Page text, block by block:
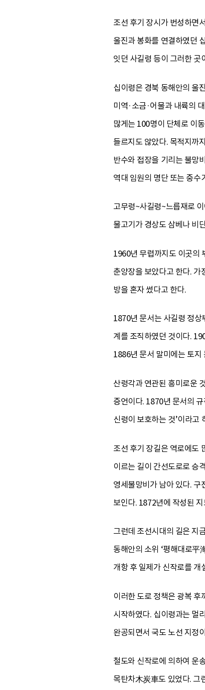
조선 후기 장시가 번성하면
울진과 봉화를 연결하였던
잇던 사길령 등이 그러한 곳
십이령은 경북 동해안의 울
미역·소금·어물과 내륙의
많게는 100명이 단체로 이
들르지도 않았다. 목적지까
반수와 접장을 기리는 불망
역대 임원의 명단 또는 중수
고무령~사길령~느릅재로
물고기가 경상도 삼베나 비
1960년 무렵까지도 이곳의
춘양장을 보았다고 한다. 가
방을 혼자 썼다고 한다.
1870년 문서는 사길령 정
계를 조직하였던 것이다.
1886년 문서 말미에는 토지
산령각과 연관된 흥미로운
증언이다. 1870년 문서의
신령이 보호하는 것’이라고
조선 후기 장길은 역로에도
이르는 길이 간선도로로 승
영세불망비가 남아 있다. 구
보인다. 1872년에 작성된
그런데 조선시대의 길은 지
동해안의 소위 ‘평해대로平
개항 후 일제가 신작로를 개
이러한 도로 정책은 광복 후
시작하였다. 십이령과는 멀
완공되면서 국도 노선 지정
철도와 신작로에 의하여 운
목탄차木炭車도 있었다. 그